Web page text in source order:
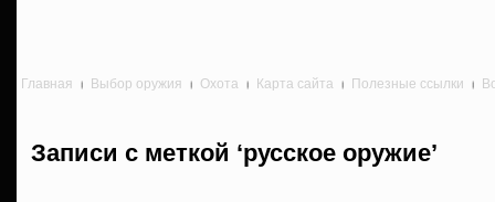
Главная Выбор оружия Охота Карта сайта Полезные ссылки
Записи с меткой ‘русское оружие’